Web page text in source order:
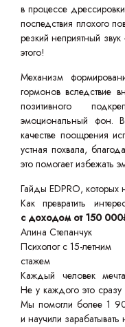
в процессе
последствия плохого
резкий неприятный
этого!
Механизм
гормонов вследствие
позитивного
эмоциональный фон.
качестве поощрения
устная похвала,
это помогает избежать
Гайды EDPRO, которых
Как превратить
с доходом от 150
Алина Степанчук
Психолог с 15-летним
стажем
Каждый человек
Не у каждого это
Мы помогли более 1
и научили зарабатывать